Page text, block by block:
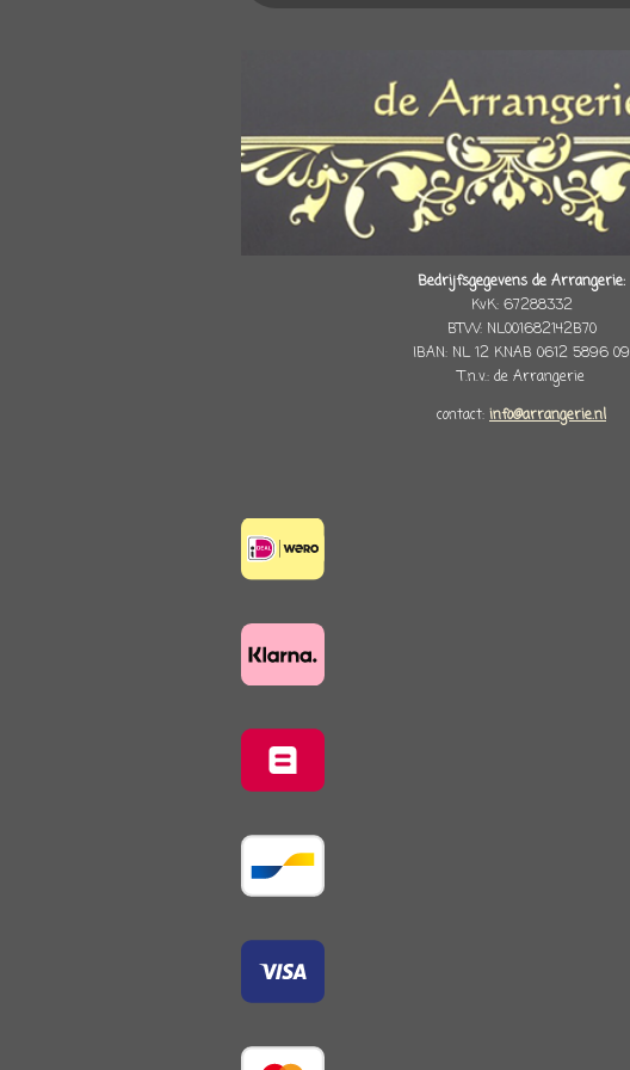
Bedrijfsgegevens de Arrangerie:
KvK: 67288332
BTW: NL001682142B70
IBAN: NL 12 KNAB 0612 5896 09
T.n.v.: de Arrangerie
contact: info@arrangerie.nl